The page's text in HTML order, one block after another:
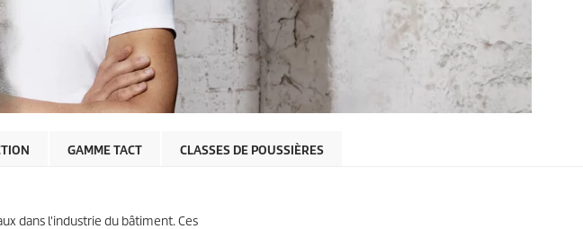
GAMME TACT CLASSES DE POUSSIÈRES
dans l'industrie du bâtiment. Ces